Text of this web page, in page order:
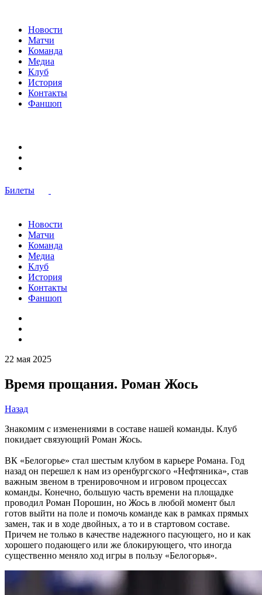
Новости
Матчи
Команда
Медиа
Клуб
История
Контакты
Фаншоп
Билеты
Новости
Матчи
Команда
Медиа
Клуб
История
Контакты
Фаншоп
22 мая 2025
Время прощания. Роман Жось
Назад
Знакомим с изменениями в составе нашей команды. Клуб
покидает связующий Роман Жось.
ВК «Белогорье» стал шестым клубом в карьере Романа. Год
назад он перешел к нам из оренбургского «Нефтяника», став
важным звеном в тренировочном и игровом процессах
команды. Конечно, большую часть времени на площадке
проводил Роман Порошин, но Жось в любой момент был
готов выйти на поле и помочь команде как в рамках прямых
замен, так и в ходе двойных, а то и в стартовом составе.
Причем не только в качестве надежного пасующего, но и как
хорошего подающего или же блокирующего, что иногда
существенно меняло ход игры в пользу «Белогорья».